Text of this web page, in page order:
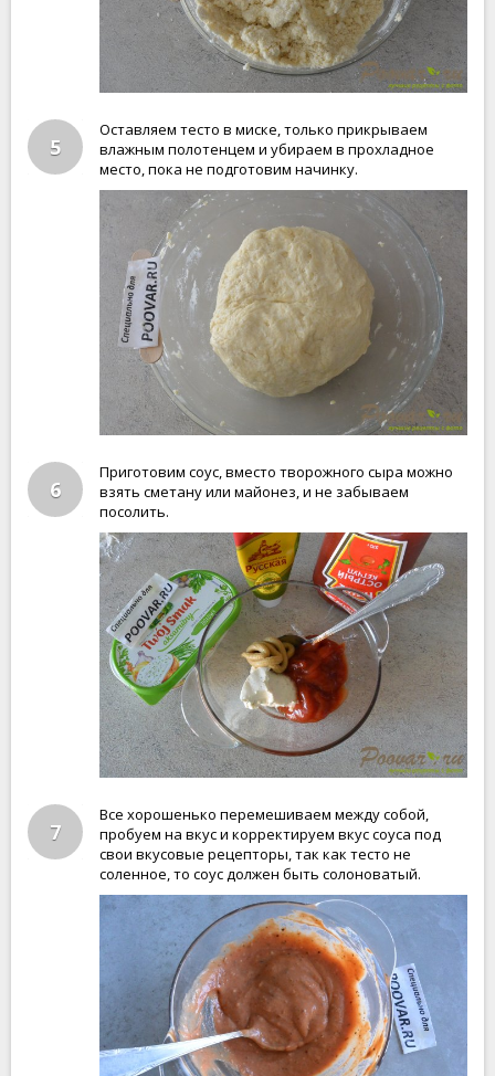
5
Оставляем тесто в миске, только прикрываем
влажным полотенцем и убираем в прохладное
место, пока не подготовим начинку.
6
Приготовим соус, вместо творожного сыра можно
взять сметану или майонез, и не забываем
посолить.
7
Все хорошенько перемешиваем между собой,
пробуем на вкус и корректируем вкус соуса под
свои вкусовые рецепторы, так как тесто не
соленное, то соус должен быть солоноватый.